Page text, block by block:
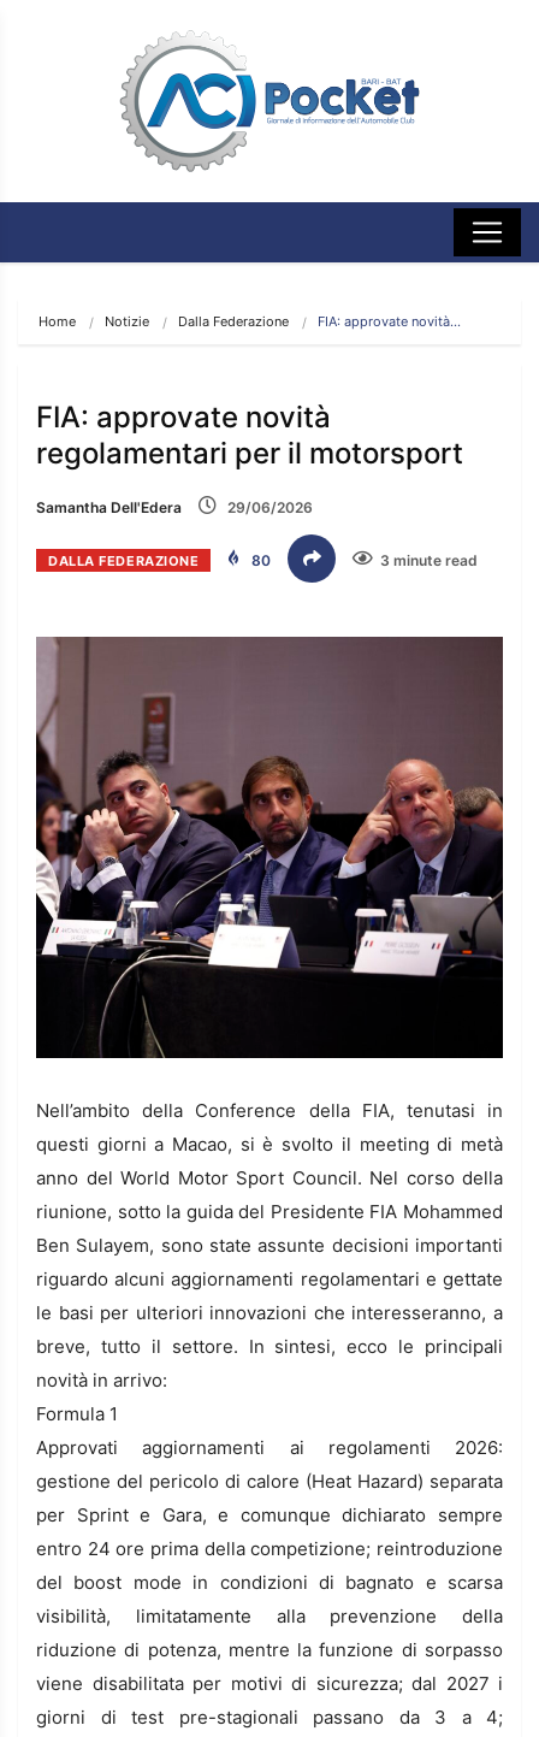
Home Notizie Dalla Federazione FIA: approvate novità…
FIA: approvate novità
regolamentari per il motorsport
Samantha Dell'Edera 29/06/2026
DALLA FEDERAZIONE 80 3 minute read
Nell’ambito della Conference della FIA, tenutasi in
questi giorni a Macao, si è svolto il meeting di metà
anno del World Motor Sport Council. Nel corso della
riunione, sotto la guida del Presidente FIA Mohammed
Ben Sulayem, sono state assunte decisioni importanti
riguardo alcuni aggiornamenti regolamentari e gettate
le basi per ulteriori innovazioni che interesseranno, a
breve, tutto il settore. In sintesi, ecco le principali
novità in arrivo:
Formula 1
Approvati aggiornamenti ai regolamenti 2026:
gestione del pericolo di calore (Heat Hazard) separata
per Sprint e Gara, e comunque dichiarato sempre
entro 24 ore prima della competizione; reintroduzione
del boost mode in condizioni di bagnato e scarsa
visibilità, limitatamente alla prevenzione della
riduzione di potenza, mentre la funzione di sorpasso
viene disabilitata per motivi di sicurezza; dal 2027 i
giorni di test pre-stagionali passano da 3 a 4;